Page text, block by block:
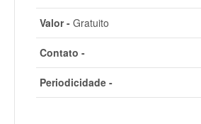
Valor - Gratuito
Contato -
Periodicidade -